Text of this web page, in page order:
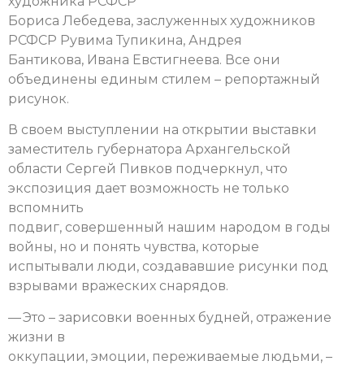
Бориса Лебедева, заслуженных художников
РСФСР Рувима Тупикина, Андрея
Бантикова, Ивана Евстигнеева. Все они
объединены единым стилем – репортажный
рисунок.
В своем выступлении на открытии выставки
заместитель губернатора Архангельской
области Сергей Пивков подчеркнул, что
экспозиция дает возможность не только
вспомнить
подвиг, совершенный нашим народом в годы
войны, но и понять чувства, которые
испытывали люди, создававшие рисунки под
взрывами вражеских снарядов.
— Это – зарисовки военных будней, отражение
жизни в
оккупации, эмоции, переживаемые людьми, –